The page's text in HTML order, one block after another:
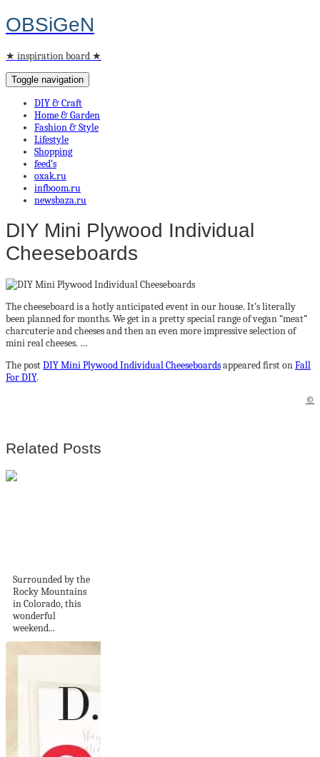
OBSiGeN
★ inspiration board ★
Toggle navigation
DIY & Craft
Home & Garden
Fashion & Style
Lifestyle
Shopping
feed’s
oxak.ru
infboom.ru
newsbaza.ru
DIY Mini Plywood Individual
Cheeseboards
The cheeseboard is a hotly anticipated event in our house. It’s literally
been planned for months. We get in a pretty special range of vegan “meat”
charcuterie and cheeses and then an even more impressive selection of
mini real cheeses. …
The postDIY Mini Plywood Individual Cheeseboardsappeared first onFall
For DIY.
©
Related Posts
Surrounded by the
Rocky Mountains
in Colorado, this
wonderful
weekend...